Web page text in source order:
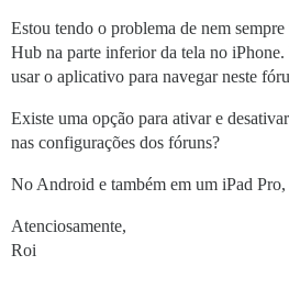
Estou tendo o problema de nem
Hub na parte inferior da tela no
usar o aplicativo para navegar neste
Existe uma opção para ativar e
nas configurações dos fóruns?
No Android e também em um iPad Pro,
Atenciosamente,
Roi